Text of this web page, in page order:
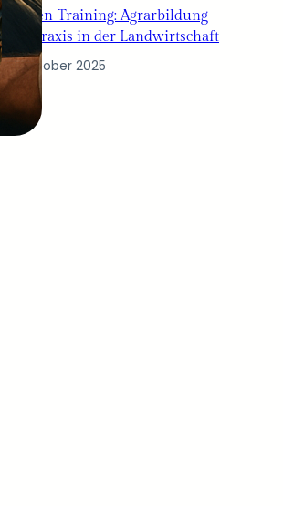
Medien-Training: Agrarbildung
und Praxis in der Landwirtschaft
10. Oktober 2025